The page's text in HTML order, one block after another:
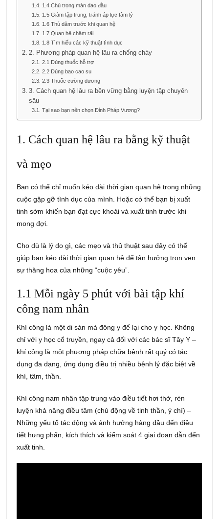
1.4 Chú trọng màn dạo đầu
1.5 Giảm tập trung, tránh áp lực tâm lý
1.6 Thủ dâm trước khi quan hệ
1.7 Quan hệ chậm rãi
1.8 Tìm hiểu các kỹ thuật tình dục
2. Phương pháp quan hệ lâu ra chống cháy
2.1 Dùng thuốc hỗ trợ
2.2 Dùng bao cao su
2.3 Thuốc cường dương
3. Cách quan hệ lâu ra bền vững bằng luyện tập chuyên
sâu
Tại sao bạn nên chọn Đỉnh Pháp Vương?
1. Cách quan hệ lâu ra bằng kỹ thuật
và mẹo
Bạn có thể chỉ muốn kéo dài thời gian quan hệ trong những
cuộc gặp gỡ tình dục của mình. Hoặc có thể bạn bị xuất
tinh sớm khiến bạn đạt cực khoái và xuất tinh trước khi
mong đợi.
Cho dù là lý do gì, các mẹo và thủ thuật sau đây có thể
giúp bạn kéo dài thời gian quan hệ để tận hưởng trọn vẹn
sự thăng hoa của những “cuộc yêu”.
1.1 Mỗi ngày 5 phút với bài tập khí
công nam nhân
Khí công là một di sản mà đông y để lại cho y học. Không
chỉ với y học cổ truyền, ngay cả đối với các bác sĩ Tây Y –
khí công là một phương pháp chữa bệnh rất quý có tác
dụng đa dạng, ứng dụng điều trị nhiều bệnh lý đặc biệt về
khí, tâm, thần.
Khí công nam nhân tập trung vào điều tiết hơi thở, rèn
luyện khả năng điều tâm (chủ động về tinh thần, ý chí) –
Những yếu tố tác động và ảnh hưởng hàng đầu đến điều
tiết hưng phấn, kích thích và kiểm soát 4 giai đoạn dẫn đến
xuất tinh.